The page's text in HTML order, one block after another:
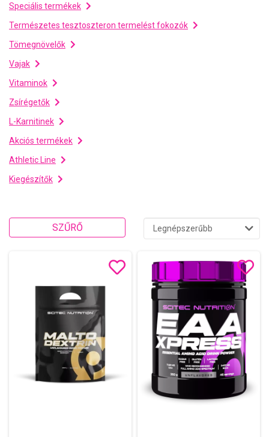
Speciális termékek
Természetes tesztoszteron termelést fokozók
Tömegnövelők
Vajak
Vitaminok
Zsírégetők
L-Karnitinek
Akciós termékek
Athletic Line
Kiegészítők
SZŰRŐ